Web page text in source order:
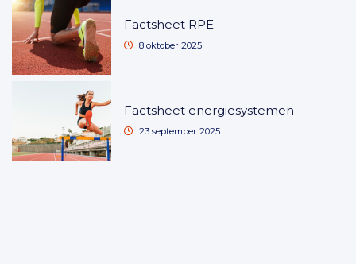
Factsheet RPE
8 oktober 2025
Factsheet energiesystemen
23 september 2025